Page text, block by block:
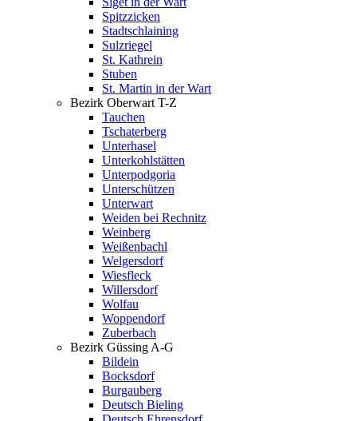
Spitzzicken
Stadtschlaining
Sulzriegel
St. Kathrein
Stuben
St. Martin in der Wart
Bezirk Oberwart T-Z
Tauchen
Tschaterberg
Unterhasel
Unterkohlstätten
Unterpodgoria
Unterschützen
Unterwart
Weiden bei Rechnitz
Weinberg
Weißenbachl
Welgersdorf
Wiesfleck
Willersdorf
Wolfau
Woppendorf
Zuberbach
Bezirk Güssing A-G
Bildein
Bocksdorf
Burgauberg
Deutsch Bieling